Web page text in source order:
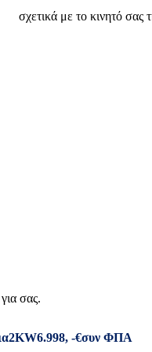
σχετικά με το κινητό σας
σας.
2KW6.998, -€συν ΦΠΑ